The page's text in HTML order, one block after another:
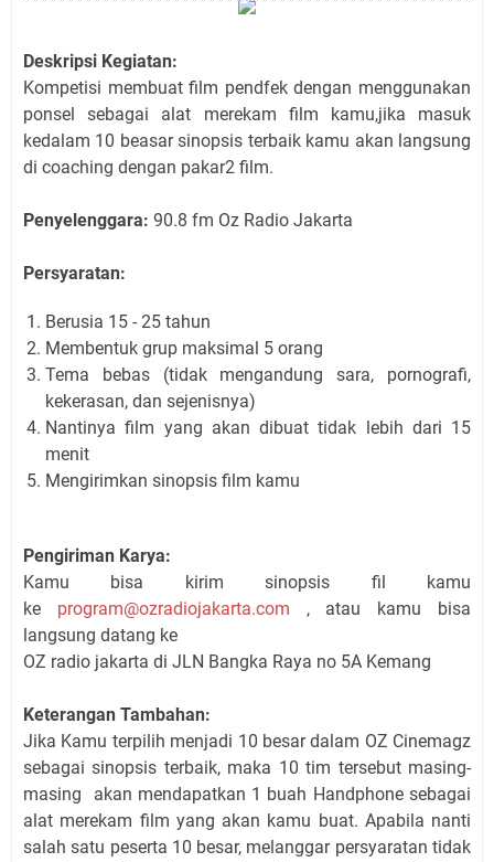
Deskripsi Kegiatan:
Kompetisi membuat film pendfek dengan menggunakan
ponsel sebagai alat merekam film kamu,jika masuk
kedalam 10 beasar sinopsis terbaik kamu akan langsung
di coaching dengan pakar2 film.
Penyelenggara: 90.8 fm Oz Radio Jakarta
Persyaratan:
Berusia 15 - 25 tahun
Membentuk grup maksimal 5 orang
Tema bebas (tidak mengandung sara, pornografi,
kekerasan, dan sejenisnya)
Nantinya film yang akan dibuat tidak lebih dari 15
menit
Mengirimkan sinopsis film kamu
Pengiriman Karya:
Kamu bisa kirim sinopsis fil kamu
ke program@ozradiojakarta.com , atau kamu bisa
langsung datang ke
OZ radio jakarta di JLN Bangka Raya no 5A Kemang
Keterangan Tambahan:
Jika Kamu terpilih menjadi 10 besar dalam OZ Cinemagz
sebagai sinopsis terbaik, maka 10 tim tersebut masing-
masing akan mendapatkan 1 buah Handphone sebagai
alat merekam film yang akan kamu buat. Apabila nanti
salah satu peserta 10 besar, melanggar persyaratan tidak